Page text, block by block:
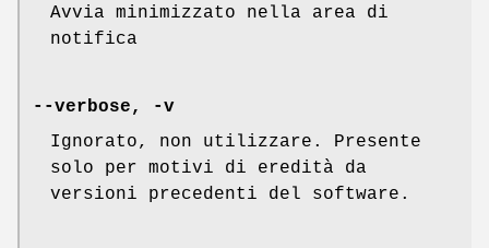
Avvia minimizzato nella area di
notifica
--verbose, -v
Ignorato, non utilizzare. Presente
solo per motivi di eredità da
versioni precedenti del software.